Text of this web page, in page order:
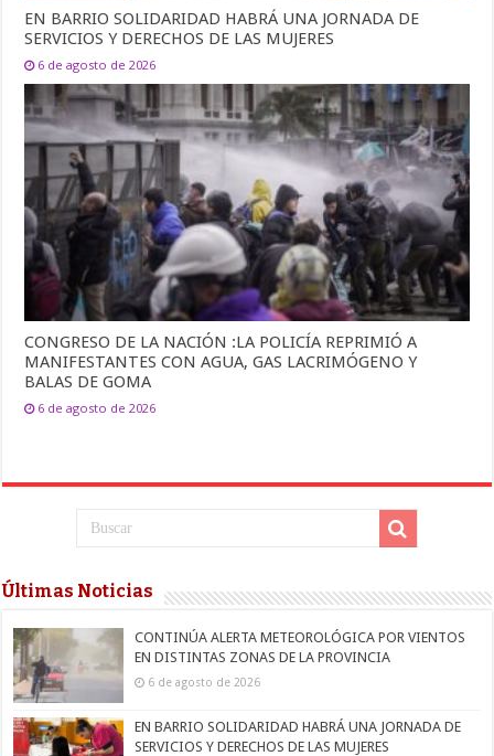
EN BARRIO SOLIDARIDAD HABRÁ UNA JORNADA DE
SERVICIOS Y DERECHOS DE LAS MUJERES
6 de agosto de 2026
CONGRESO DE LA NACIÓN :LA POLICÍA REPRIMIÓ A
MANIFESTANTES CON AGUA, GAS LACRIMÓGENO Y
BALAS DE GOMA
6 de agosto de 2026
Últimas Noticias
CONTINÚA ALERTA METEOROLÓGICA POR VIENTOS
EN DISTINTAS ZONAS DE LA PROVINCIA
6 de agosto de 2026
EN BARRIO SOLIDARIDAD HABRÁ UNA JORNADA DE
SERVICIOS Y DERECHOS DE LAS MUJERES